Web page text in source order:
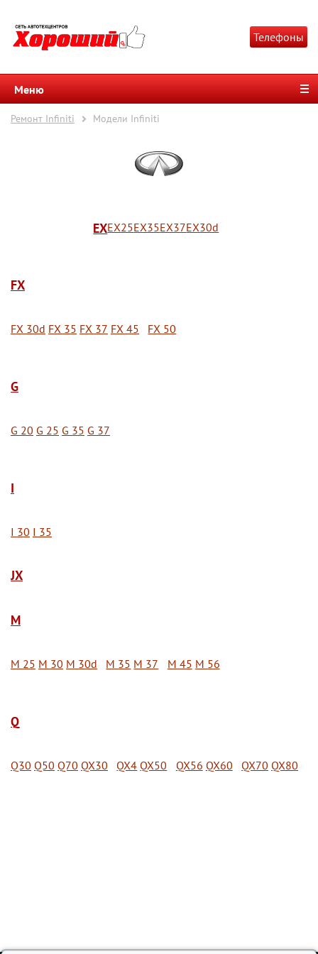
Телефоны
Меню
Ремонт Infiniti Модели Infiniti
EXEX25EX35EX37EX30d
FX
FX 30d FX 35 FX 37 FX 45 FX 50
G
G 20 G 25 G 35 G 37
I
I 30 I 35
JX
M
M 25 M 30 M 30d M 35 M 37 M 45 M 56
Q
Q30 Q50 Q70 QX30 QX4 QX50 QX56 QX60 QX70 QX80